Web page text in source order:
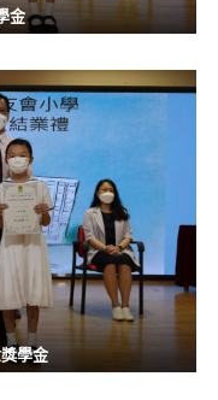
金
學金